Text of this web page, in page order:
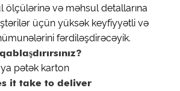
ölçülərinə və məhsul detallarına
üçün yüksək keyfiyyətli və
fərdiləşdirəcəyik.
pətək karton
it take to deliver